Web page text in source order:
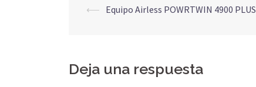
Navegación
⟵ Equipo Airless POWRTWIN 4900 PLUS
Deja una respuesta